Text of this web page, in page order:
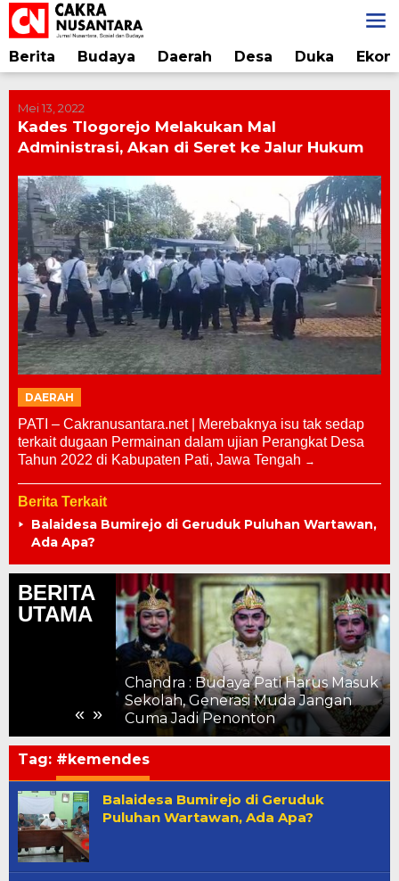
Lewati
ke
konten
Berita Budaya Daerah Desa Duka
Mei 13, 2022
Kades Tlogorejo Melakukan Mal
Administrasi, Akan di Seret ke Jalur Hukum
DAERAH
PATI – Cakranusantara.net | Merebaknya isu tak sedap
terkait dugaan Permainan dalam ujian Perangkat Desa
Tahun 2022 di Kabupaten Pati, Jawa Tengah
Berita Terkait
Balaidesa Bumirejo di Geruduk Puluhan Wartawan,
Ada Apa?
BERITA
UTAMA
« »
Chandra : Budaya Pati Harus Masuk
Sekolah, Generasi Muda Jangan
Cuma Jadi Penonton
Tag: #kemendes
Balaidesa Bumirejo di Geruduk
Puluhan Wartawan, Ada Apa?